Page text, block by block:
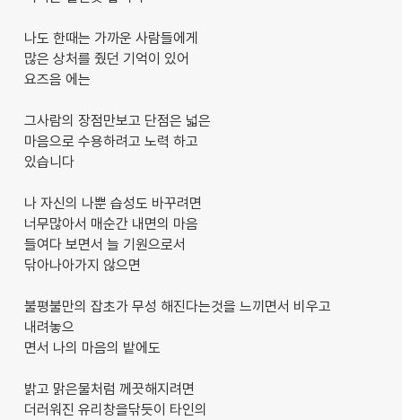
나도 한때는 가까운 사람들에게
많은 상처를 줬던 기억이 있어
요즈음 에는
그사람의 장점만보고 단점은 넓은
마음으로 수용하려고 노력 하고
있습니다
나 자신의 나뿐 습성도 바꾸려면
너무많아서 매순간 내면의 마음
들여다 보면서 늘 기원으로서
닦아나아가지 않으면
불평불만의 잡초가 무성 해진다는것을 느끼면서 비우고
내려놓으
면서 나의 마음의 밭에도
밝고 맑은물처럼 께끗해지려면
더러워진 유리창을닦듯이 타인의